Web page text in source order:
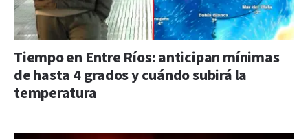
Tiempo en Entre Ríos: anticipan mínimas
de hasta 4 grados y cuándo subirá la
temperatura